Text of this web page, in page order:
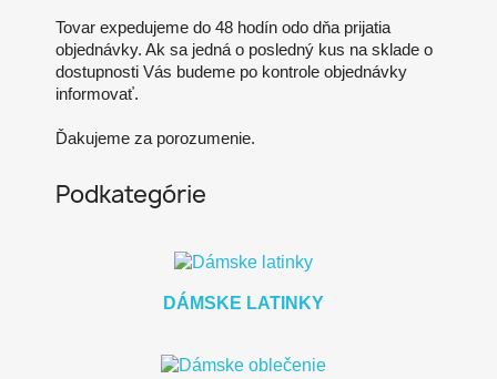
Tovar expedujeme do 48 hodín odo dňa prijatia
objednávky. Ak sa jedná o posledný kus na sklade o
dostupnosti Vás budeme po kontrole objednávky
informovať.
Ďakujeme za porozumenie.
Podkategórie
DÁMSKE LATINKY